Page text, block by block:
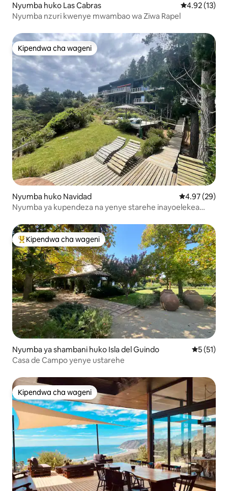
Nyumba huko Las Cabras Ukadiriaji wa
4.92 (13)
Nyumba nzuri kwenye mwambao wa Ziwa Rapel
Kipendwa cha wageni
Kipendwa cha wageni
Nyumba huko Navidad Ukadiriaji wa
4.97 (29)
Nyumba ya kupendeza na yenye starehe inayoelekea
Kipendwa maarufu cha wageni
Kipendwa cha wageni
Nyumba ya shambani huko Isla del Guindo Ukadiriaji
5 (51)
Casa de Campo yenye ustarehe
Kipendwa cha wageni
Kipendwa cha wageni